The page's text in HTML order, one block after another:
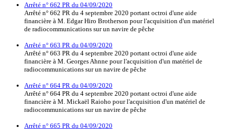
Arrêté n° 662 PR du 04/09/2020
Arrêté n° 662 PR du 4 septembre 2020 portant octroi d'une aide
financière à M. Edgar Hiro Brotherson pour l'acquisition d'un matériel
de radiocommunications sur un navire de pêche
Arrêté n° 663 PR du 04/09/2020
Arrêté n° 663 PR du 4 septembre 2020 portant octroi d'une aide
financière à M. Georges Ahnne pour l'acquisition d'un matériel de
radiocommunications sur un navire de pêche
Arrêté n° 664 PR du 04/09/2020
Arrêté n° 664 PR du 4 septembre 2020 portant octroi d'une aide
financière à M. Mickaël Raioho pour l'acquisition d'un matériel de
radiocommunications sur un navire de pêche
Arrêté n° 665 PR du 04/09/2020